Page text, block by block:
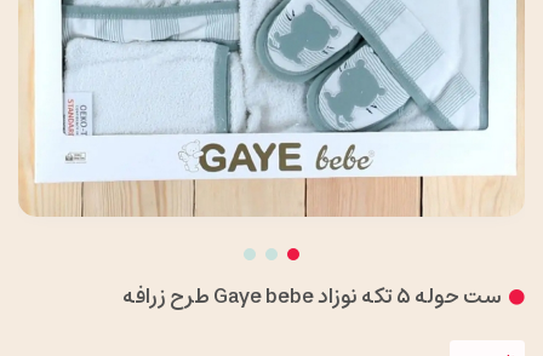
ست حوله 5 تکه نوزاد Gaye bebe طرح زرافه